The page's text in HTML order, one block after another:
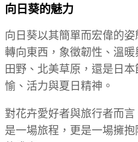
向日葵的魅力
向日葵以其簡單而宏偉的
轉向東西，象徵韌性、溫
田野、北美草原，還是日
愉、活力與夏日精神。
對花卉愛好者與旅行者而
是一場旅程，更是一場擁